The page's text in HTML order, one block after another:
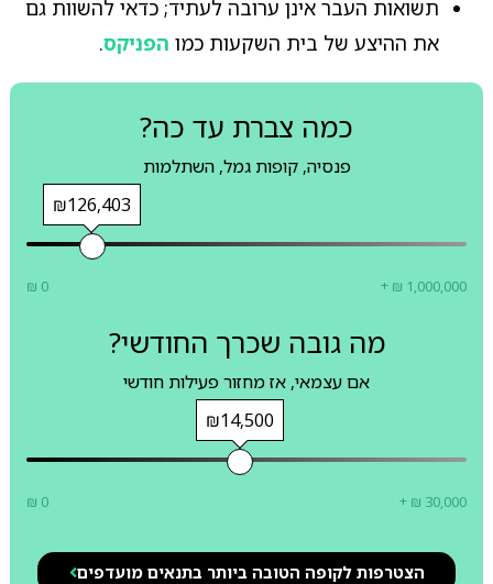
תשואות העבר אינן ערובה לעתיד; כדאי להשוות גם
את ההיצע של בית השקעות כמו הפניקס.
כמה צברת עד כה?
פנסיה, קופות גמל, השתלמות
₪126,403
₪ 0 + ₪ 1,000,000
מה גובה שכרך החודשי?
אם עצמאי, אז מחזור פעילות חודשי
₪14,500
₪ 0 + ₪ 30,000
הצטרפות לקופה הטובה ביותר בתנאים מועדפים